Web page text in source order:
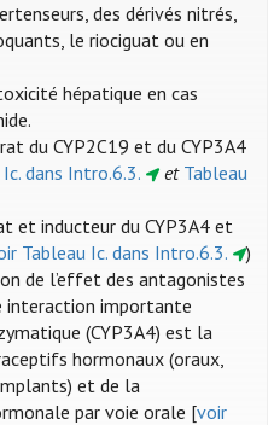
des dérivés nitrés,
le riociguat ou en
hépatique en cas
du CYP2C19 et du CYP3A4
dans Intro.6.3. et Tableau
et inducteur du CYP3A4 et
Tableau Ic. dans Intro.6.3.
)
de l’effet des antagonistes
interaction importante
(CYP3A4) est la
hormonaux (oraux,
et de la
par voie orale [voir